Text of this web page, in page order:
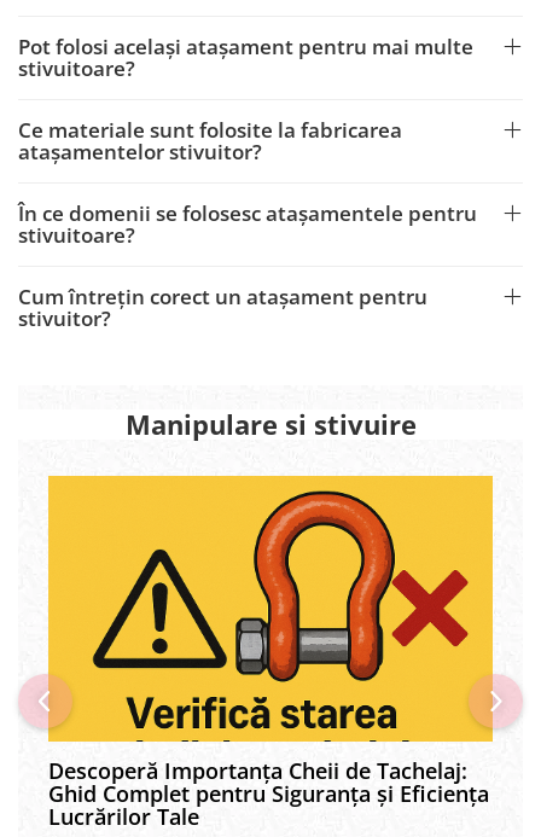
Pot folosi același atașament pentru mai multe
stivuitoare?
Ce materiale sunt folosite la fabricarea
atașamentelor stivuitor?
În ce domenii se folosesc atașamentele pentru
stivuitoare?
Cum întrețin corect un atașament pentru
stivuitor?
Manipulare si stivuire
Descoperă Importanța Cheii de Tachelaj:
Ghid Complet pentru Siguranța și Eficiența
Lucrărilor Tale